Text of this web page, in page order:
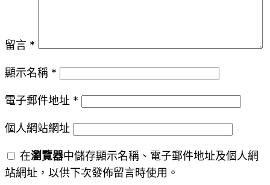
留言 *
顯示名稱 *
電子郵件地址 *
個人網站網址
在瀏覽器中儲存顯示名稱、電子郵件地址及個人網
站網址，以供下次發佈留言時使用。